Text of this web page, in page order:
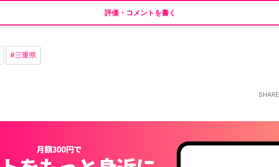
評価・コメントを書く
#三重県
SHARE